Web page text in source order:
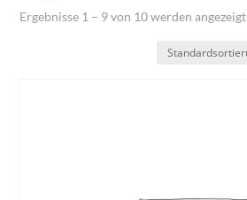
Ergebnisse 1 – 9 von 10 werden angezeigt